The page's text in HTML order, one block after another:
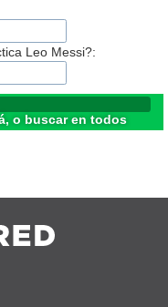
Leo Messi?:
o buscar en todos